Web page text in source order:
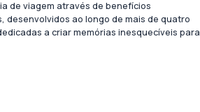
de viagem através de benefícios
desenvolvidos ao longo de mais de quatro
a criar memórias inesquecíveis para